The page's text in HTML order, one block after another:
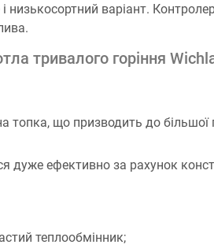
низькосортний варіант.
тривалого горіння
топка, що призводить до більшої
дуже ефективно за рахунок
теплообмінник;